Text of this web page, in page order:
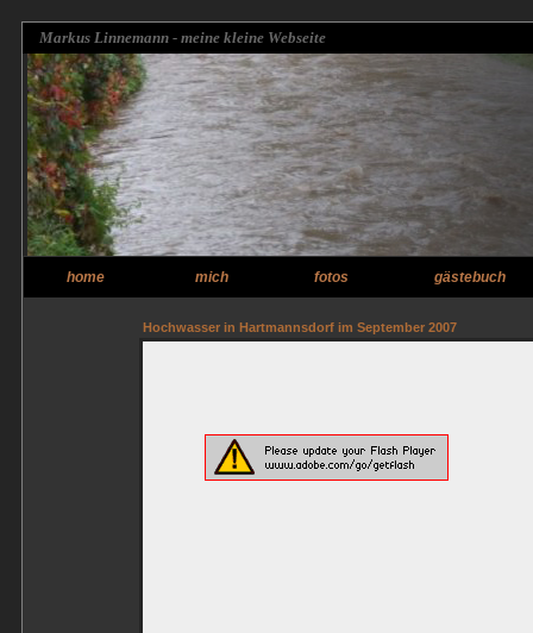
Markus Linnemann - meine kleine Webseite
home mich fotos gästebuch
Hochwasser in Hartmannsdorf im September 2007